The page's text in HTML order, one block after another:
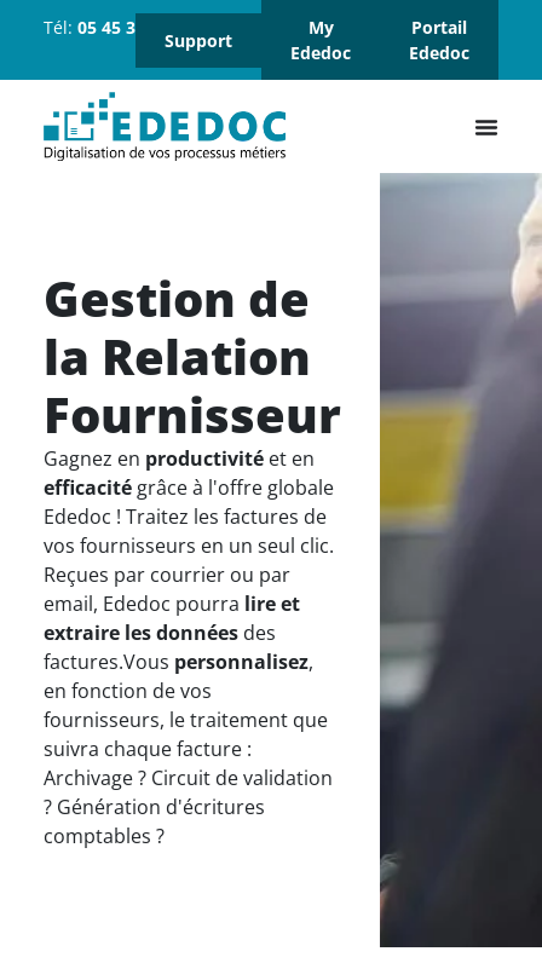
Tél: 05 45 37 18 18
nous :
Support
My
Ededoc
Portail
Ededoc
Gestion de
la Relation
Fournisseur
Gagnez en productivitéet en
efficacitégrâce à l'offre globale
Ededoc ! Traitez les factures de
vos fournisseurs en un seul clic.
Reçues par courrier ou par
email, Ededoc pourra lire et
extraire les donnéesdes
factures.Vous personnalisez,
en fonction de vos
fournisseurs, le traitement que
suivra chaque facture :
Archivage ? Circuit de validation
? Génération d'écritures
comptables ?